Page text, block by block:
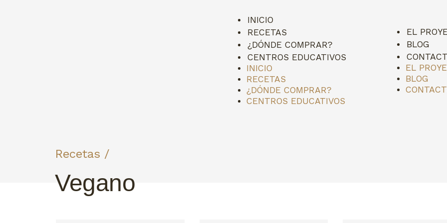
INICIO
RECETAS
¿DÓNDE COMPRAR?
CENTROS EDUCATIVOS
INICIO
RECETAS
¿DÓNDE COMPRAR?
CENTROS EDUCATIVOS
EL
BLOG
EL
BLOG
Recetas /
Vegano